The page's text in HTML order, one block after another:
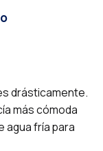
drásticamente.
más cómoda
agua fría para